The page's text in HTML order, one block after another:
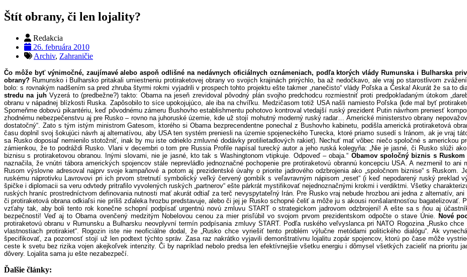
Štít obrany, či len lojality?
Redakcia
26. februára 2010
Archiv, Zahraničie
Čo môže byť výnimočné, zaujímavé alebo aspoň odlišné na nedávnych oficiálnych oznámeniach, podľa ktorých vlády Rumunska i Bulharska
obrany? Rumunsko i Bulharsko pritakali umiestneniu protiraketovej obrany vo svojich krajinách prirýchlo, ba až nedočkavo, ale vraj po starostlivom
bolo: s rovnakým nadšením sa pred zhruba štyrmi rokmi vyjadrili v prospech tohto projektu ešte takmer „nanečisto“ vlády Poľska a Česka! Akurát že sa to
stredu na juhVyzerá to (predbežne?) takto: Obama na jeseň zrevidoval pôvodný plán svojho predchodcu rozmiestniť proti predpokladaným útokom
obranu v nápadnej blízkosti Ruska. Zapôsobilo to síce upokojujúco, ale iba na chvíľku. Medzičasom totiž USA našli namiesto Poľska (kde mal byť
Spomeňme dobovú pikantériu, keď pôvodnému zámeru Bushovho establishmentu pohotovo kontroval vtedajší ruský prezident Putin návrhom preniesť
zhodnému nebezpečenstvu aj pre Rusko – rovno na juhoruské územie, kde už stojí mohutný moderný ruský radar… Americké ministerstvo obrany
dostatočný“. Zato s tým istým ministrom Gatesom, ktorého si Obama bezprecendentne ponechal z Bushovho kabinetu, podišla americká protiraketová
času doplnil svoj šokujúci návrh aj alternatívou, aby USA ten systém preniesli na územie spojeneckého Turecka, ktoré priamo susedí s Iránom, ak je vraj
sa Rusko doposiaľ nemienilo stotožniť, inak by mu iste odrieklo zmluvné dodávky protilietadlových rakiet). Nechuť mať vôbec niečo spoločné s americkou
zámienkou, že to podráždi Rusko. Vlani v decembri o tom pre Russia Profile napísal turecký autor a jeho ruská kolegyňa: „Nie je jasné, či Rusko slúži
biznisu s protiraketovou obranou. Inými slovami, nie je jasné, kto tak s Washingtonom vtipkuje. Odpoveď – obaja.“ Obamov spoločný biznis s Ruskom
naznačila, že vnútri tábora amerických spojencov stále neprevládlo jednoznačné pochopenie pre protiraketovú obrannú koncepciu USA. A nezmenil to
Rusom výslovne adresoval najprv svoje kampaňové a potom aj prezidentské úvahy o priorite jadrového odzbrojenia ako „spoločnom biznise“ s Ruskom.
ruskému náprotivku Lavrovovi pri ich prvom stretnutí symbolický veľký červený gombík s veľavravným nápisom „reset“ (i keď nepodarený ruský preklad
špičke i diplomacii sa veru odvtedy pritrafilo vyvolených ruských „partnerov“ ešte párkrát mystifikovať nejednoznačnými krokmi i verdiktmi. Všetky
ruských hraníc prostredníctvom definovania nutnosti mať akurát odtiaľ za terč nevyspytateľný Irán. Pre Rusko vraj nebude hrozbou ani jedna z alternatív,
či protiraketová obrana odkiaľsi nie príliš zďaleka hrozbu predstavuje, alebo či jej je Rusko schopné čeliť a môže ju s akousi nonšalantnosťou bagatelizovať.
vzťahy tak, aby boli tento rok konečne schopní podpísať urgentnú novú zmluvu START o strategickom jadrovom odzbrojení! A ešte sa s ňou aj
bezpečnosti! Veď aj to Obama ovenčený medzitým Nobelovou cenou za mier prisľúbil vo svojom prvom prezidentskom odpočte o stave Únie.
Nové
protiraketovú obranu v Rumunsku a Bulharsku neovplyvní termín podpísania zmluvy START. Podľa ruského veľvyslanca pri NATO Rogozina „Rusko
vlastnostiach protirakiet“. Rogozin iste nie neoficiálne dodal, že „Rusko chce vyriešiť tento problém výlučne metódami politického dialógu“. Ak
špecifikovať, za pozornosť stojí už len podtext týchto správ. Zasa raz nakrátko vyjavili demonštratívnu lojalitu zopár spojencov, ktorú po čase môže
ceste k svetu bez rizika vojen akejkoľvek intenzity. Či by napríklad nebolo predsa len efektívnejšie všetku energiu i dômysel všetkých zacieliť na prioritu
dôvery. Lojalita sama ju ešte nezabezpečí.
Ďalšie články: